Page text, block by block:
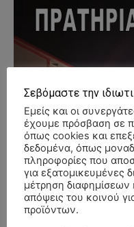
Σεβόμαστε την
Εμείς και οι
έχουμε πρόσβαση σε
όπως cookies και
δεδομένα, όπως
πληροφορίες που
για εξατομικευμένες
μέτρηση διαφημίσεων
απόψεις του κοινού
προϊόντων.